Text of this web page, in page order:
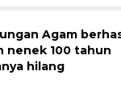
Agam
nenek 100 tahun
hilang